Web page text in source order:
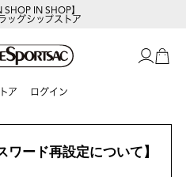
SHOP IN SHOP】
ッグシップストア
ア ログイン
ワード再設定について】